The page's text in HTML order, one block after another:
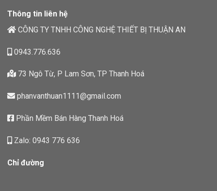
Thông tin liên hệ
CÔNG TY TNHH CÔNG NGHỆ THIẾT BỊ THUẬN AN
0943.776.636
73 Ngô Từ, P Lam Sơn, TP Thanh Hoá
phanvanthuan1111@gmail.com
Phần Mềm Bán Hàng Thanh Hoá
Zalo: 0943 776 636
Chỉ đường